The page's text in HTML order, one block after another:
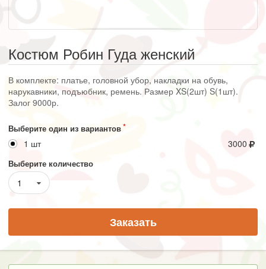
Костюм Робин Гуда женский
В комплекте: платье, головной убор, накладки на обувь,
нарукавники, подъюбник, ремень. Размер XS(2шт) S(1шт).
Залог 9000р.
Выберите один из вариантов
1 шт 3000
Выберите количество
1
Заказать